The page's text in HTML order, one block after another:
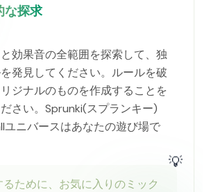
な探求
効果音の全範囲を探索して、独
発見してください。ルールを破
ジナルのものを作成することを
さい。Sprunki(スプランキー)
ユニバースはあなたの遊び場で
💡
ために、お気に入りのミック